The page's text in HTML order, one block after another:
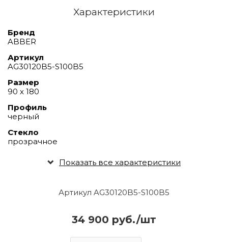
Артикул AG30120B5-S100B5
34 900 руб./шт
Характеристики
Бренд
ABBER
Артикул
AG30120B5-S100B5
Размер
90 х 180
Профиль
черный
Стекло
прозрачное
Показать все характеристики